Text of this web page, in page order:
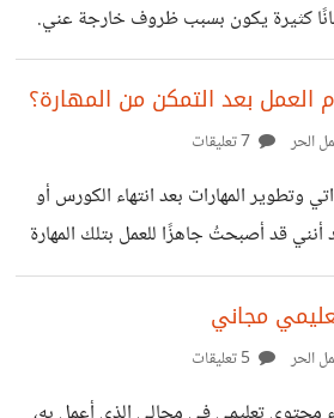
كثيرة يكون بسبب ظروف خارجة عني.
مع العميل صاحب المشروع لكي لا
عني فكرة سلبية؟
العمل بعد التمكن من المهارة؟
الحر
وتطوير المهارات بعد انتهاء الكورس أو
أنني قد أصبحتُ جاهزًا للعمل بتلك المهارة
العملاء المحتملين أمامي على مواقع
ميديا، أتحمس للعرض عليهم، ولكن
بعض المشاريع المنفّذة في المجال الذي
مجاني
الحر